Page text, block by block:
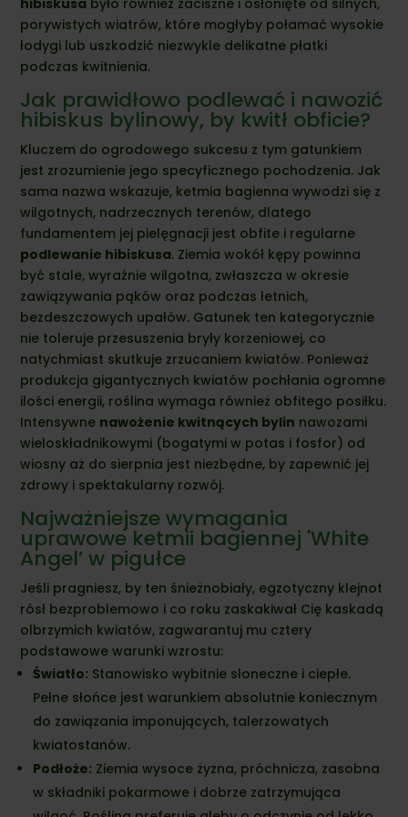
hibiskusa było również zaciszne i osłonięte od silnych,
porywistych wiatrów, które mogłyby połamać wysokie
łodygi lub uszkodzić niezwykle delikatne płatki
podczas kwitnienia.
Jak prawidłowo podlewać i nawozić
hibiskus bylinowy, by kwitł obficie?
Kluczem do ogrodowego sukcesu z tym gatunkiem
jest zrozumienie jego specyficznego pochodzenia. Jak
sama nazwa wskazuje, ketmia bagienna wywodzi się z
wilgotnych, nadrzecznych terenów, dlatego
fundamentem jej pielęgnacji jest obfite i regularne
podlewanie hibiskusa. Ziemia wokół kępy powinna
być stale, wyraźnie wilgotna, zwłaszcza w okresie
zawiązywania pąków oraz podczas letnich,
bezdeszczowych upałów. Gatunek ten kategorycznie
nie toleruje przesuszenia bryły korzeniowej, co
natychmiast skutkuje zrzucaniem kwiatów. Ponieważ
produkcja gigantycznych kwiatów pochłania ogromne
ilości energii, roślina wymaga również obfitego posiłku.
Intensywne nawożenie kwitnących bylin nawozami
wieloskładnikowymi (bogatymi w potas i fosfor) od
wiosny aż do sierpnia jest niezbędne, by zapewnić jej
zdrowy i spektakularny rozwój.
Najważniejsze wymagania
uprawowe ketmii bagiennej 'White
Angel’ w pigułce
Jeśli pragniesz, by ten śnieżnobiały, egzotyczny klejnot
rósł bezproblemowo i co roku zaskakiwał Cię kaskadą
olbrzymich kwiatów, zagwarantuj mu cztery
podstawowe warunki wzrostu:
Światło: Stanowisko wybitnie słoneczne i ciepłe.
Pełne słońce jest warunkiem absolutnie koniecznym
do zawiązania imponujących, talerzowatych
kwiatostanów.
Podłoże: Ziemia wysoce żyzna, próchnicza, zasobna
w składniki pokarmowe i dobrze zatrzymująca